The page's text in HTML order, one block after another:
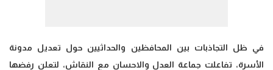
في ظل التجاذبات بين المحافظين والحداثيين حول تعديل مدونة
الأسرة، تفاعلت جماعة العدل والاحسان مع النقاش، لتعلن رفضها